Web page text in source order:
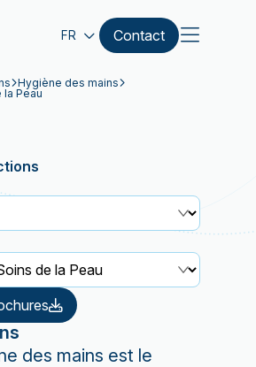
FR Contact
Hygiène des mains
Peau
des mains est le